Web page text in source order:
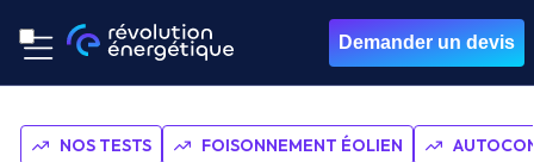
Demander un devis
NOS TESTS FOISONNEMENT ÉOLIEN